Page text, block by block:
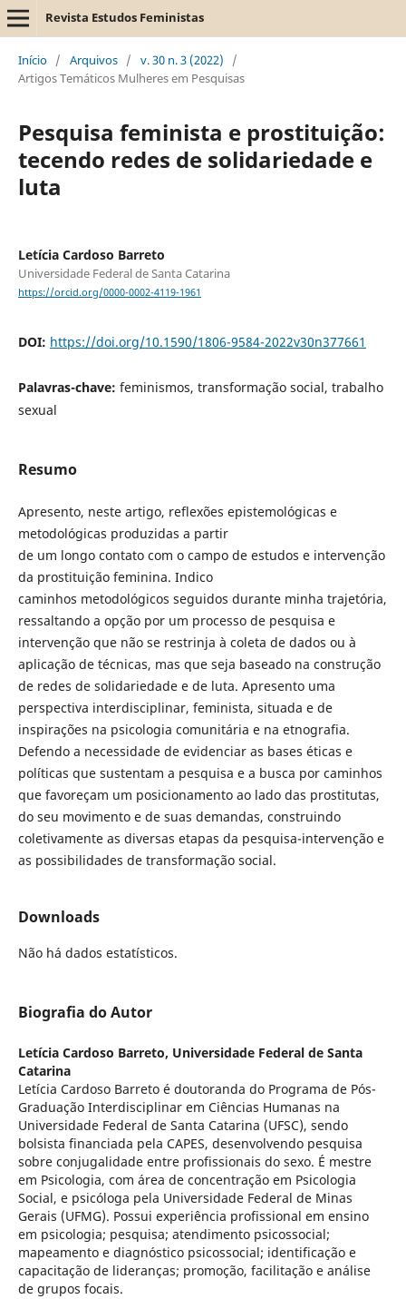
Revista Estudos Feministas
Início / Arquivos / v. 30 n. 3 (2022)
/
Artigos Temáticos Mulheres em Pesquisas
Pesquisa feminista e prostituição:
tecendo redes de solidariedade e
luta
Letícia Cardoso Barreto
Universidade Federal de Santa Catarina
https://orcid.org/0000-0002-4119-1961
DOI: https://doi.org/10.1590/1806-9584-2022v30n377661
Palavras-chave: feminismos, transformação social, trabalho
sexual
Resumo
Apresento, neste artigo, reflexões epistemológicas e
metodológicas produzidas a partir
de um longo contato com o campo de estudos e intervenção
da prostituição feminina. Indico
caminhos metodológicos seguidos durante minha trajetória,
ressaltando a opção por um processo de pesquisa e
intervenção que não se restrinja à coleta de dados ou à
aplicação de técnicas, mas que seja baseado na construção
de redes de solidariedade e de luta. Apresento uma
perspectiva interdisciplinar, feminista, situada e de
inspirações na psicologia comunitária e na etnografia.
Defendo a necessidade de evidenciar as bases éticas e
políticas que sustentam a pesquisa e a busca por caminhos
que favoreçam um posicionamento ao lado das prostitutas,
do seu movimento e de suas demandas, construindo
coletivamente as diversas etapas da pesquisa-intervenção e
as possibilidades de transformação social.
Downloads
Não há dados estatísticos.
Biografia do Autor
Letícia Cardoso Barreto, Universidade Federal de Santa
Catarina
Letícia Cardoso Barreto é doutoranda do Programa de Pós-
Graduação Interdisciplinar em Ciências Humanas na
Universidade Federal de Santa Catarina (UFSC), sendo
bolsista financiada pela CAPES, desenvolvendo pesquisa
sobre conjugalidade entre profissionais do sexo. É mestre
em Psicologia, com área de concentração em Psicologia
Social, e psicóloga pela Universidade Federal de Minas
Gerais (UFMG). Possui experiência profissional em ensino
em psicologia; pesquisa; atendimento psicossocial;
mapeamento e diagnóstico psicossocial; identificação e
capacitação de lideranças; promoção, facilitação e análise
de grupos focais.